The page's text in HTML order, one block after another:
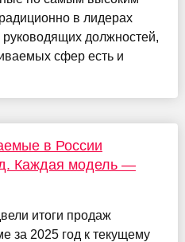
в лидерах
руководящих должностей,
сфер есть и
в России
Каждая модель —
итоги продаж
за 2025 год к текущему